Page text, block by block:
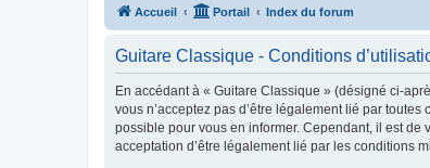
Accueil Portail Index du forum
Guitare Classique - Conditions
En accédant à « Guitare Classique » (désigné ci-
vous n’acceptez pas d’être légalement lié par
possible pour vous en informer. Cependant, il est
acceptation d’être légalement lié par les conditions